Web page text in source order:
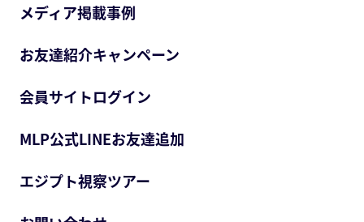
メディア掲載事例
お友達紹介キャンペーン
会員サイトログイン
MLP公式LINEお友達追加
エジプト視察ツアー